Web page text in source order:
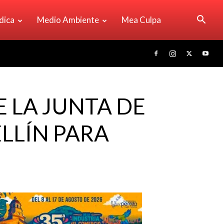
Medio Ambiente Mea Culpa
LA JUNTA DE
PARA